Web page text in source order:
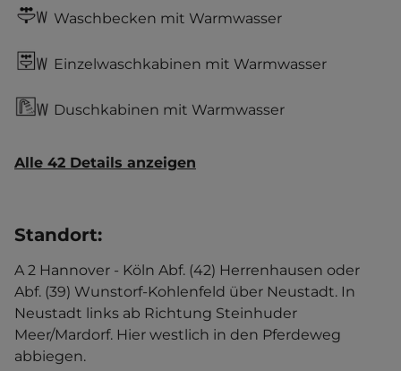
Waschbecken mit Warmwasser
Einzelwaschkabinen mit Warmwasser
Duschkabinen mit Warmwasser
Alle 42 Details anzeigen
Standort:
A 2 Hannover - Köln Abf. (42) Herrenhausen oder
Abf. (39) Wunstorf-Kohlenfeld über Neustadt. In
Neustadt links ab Richtung Steinhuder
Meer/Mardorf. Hier westlich in den Pferdeweg
abbiegen.